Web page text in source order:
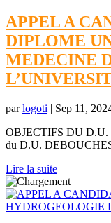
APPEL A
DIPLOME
MEDECINE
parlogoti | Sep 11,
OBJECTIFS DU D.U.
du D.U.
Lire la suite